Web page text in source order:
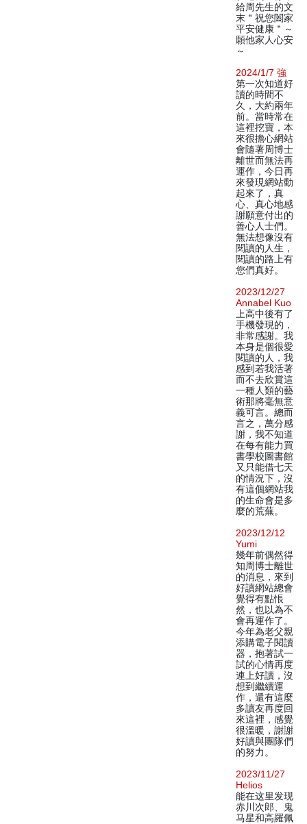
給周先生的文
末＂祝您闔家
平安健康＂～
願他家人心安
～
2024/1/7 強
第一次知道好
讀的時間不
久，大約兩年
前。當時常在
這裡挖寶，本
來很擔心網站
會隨著周博士
離世而無法再
運作，今日再
來發現網站動
起來了，真
心、真心地感
謝願意付出的
善心人士們。
無法想像沒有
閱讀的人生，
閱讀的路上有
您們真好。
2023/12/27
Annabel Kuo
上高中後有了
手機發現的，
非常感謝。我
本身是個很愛
閱讀的人，我
感到若我活著
而不去欣賞這
一種人類的藝
術那將毫無意
義可言。總而
言之，萬分感
謝，我不知道
在每有能力買
書學校圖書館
又只能借七天
的情況下，沒
有這個網站我
的生命會是多
麼的荒蕪。
2023/12/12
Yumi
幾年前偶然得
知周博士離世
的消息，來到
好讀網站總會
覺得有點悵
然，也以為不
會再運作了。
今年為老父親
添購電子閱讀
器，抱著試一
試的心情再度
連上好讀，沒
想到繼續運
作，還有這麼
多讀友再度回
來這裡，感覺
很溫暖，謝謝
好讀與團隊們
的努力。
2023/11/27
Helios
能在这里发现
赤川次郎、鬼
马星和高羅佩